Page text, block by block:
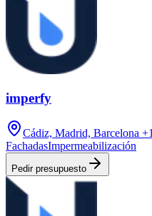
imperfy
Cádiz, Madrid, Barcelona
FachadasImpermeabilización
Pedir presupuesto